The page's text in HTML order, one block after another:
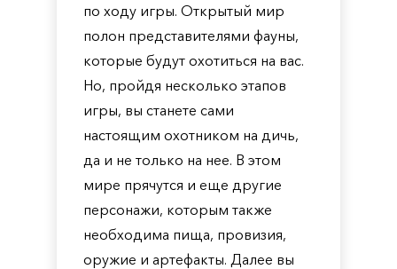
по ходу игры. Открытый мир
полон представителями фауны,
которые будут охотиться на вас.
Но, пройдя несколько этапов
игры, вы станете сами
настоящим охотником на дичь,
да и не только на нее. В этом
мире прячутся и еще другие
персонажи, которым также
необходима пища, провизия,
оружие и артефакты. Далее вы